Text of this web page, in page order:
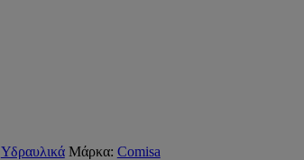
Υδραυλικά Μάρκα: Comisa